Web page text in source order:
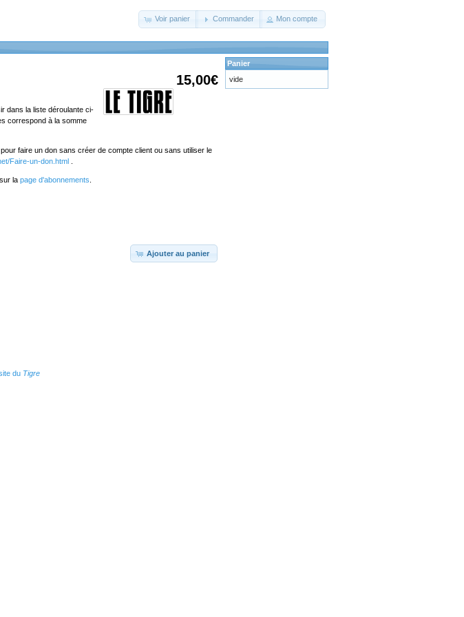
Voir panier Commander Mon compte
15,00€
dans la liste déroulante ci-
correspond à la somme
faire un don sans créer de compte client ou sans utiliser le
Faire-un-don.html
la page d'abonnements
Ajouter au panier
Panier
vide
du Tigre